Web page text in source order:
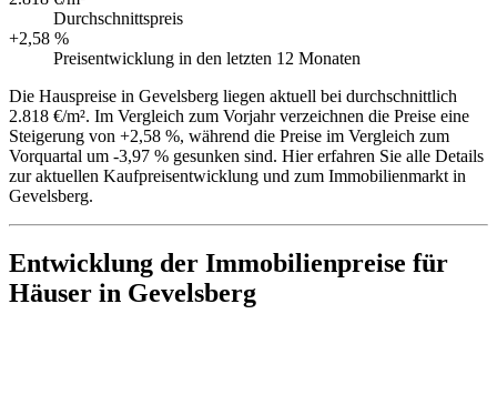
Durchschnittspreis
+2,58 %
Preisentwicklung in den letzten 12 Monaten
Die Hauspreise in Gevelsberg liegen aktuell bei durchschnittlich
2.818 €/m². Im Vergleich zum Vorjahr verzeichnen die Preise eine
Steigerung von +2,58 %, während die Preise im Vergleich zum
Vorquartal um -3,97 % gesunken sind. Hier erfahren Sie alle Details
zur aktuellen Kaufpreisentwicklung und zum Immobilienmarkt in
Gevelsberg.
Entwicklung der Immobilienpreise für
Häuser in Gevelsberg